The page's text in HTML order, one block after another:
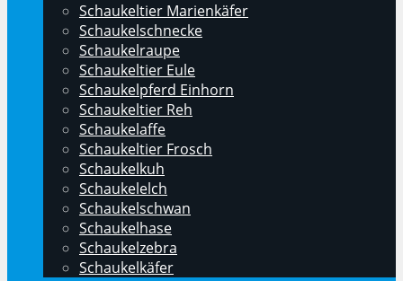
Schaukeltier Marienkäfer
Schaukelschnecke
Schaukelraupe
Schaukeltier Eule
Schaukelpferd Einhorn
Schaukeltier Reh
Schaukelaffe
Schaukeltier Frosch
Schaukelkuh
Schaukelelch
Schaukelschwan
Schaukelhase
Schaukelzebra
Schaukelkäfer